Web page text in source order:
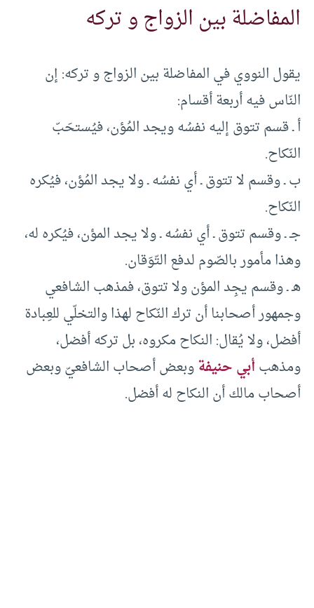
المفاضلة بين الزواج و تركه
يقول النووي في المفاضلة بين الزواج و تركه: إن
النّاس فيه أربعة أقسام:
أ ـ قسم تتوق إليه نفسُه ويجد المُؤن، فيُستحَبّ
النّكاح.
ب ـ وقسم لا تتوق ـ أي نفسُه ـ ولا يجد المُؤن، فيُكره
النّكاح.
جـ ـ وقسم تتوق ـ أي نفسُه ـ ولا يجد المؤن، فيُكره له،
وهذا مأمور بالصّوم لدفع التّوَقان.
هـ ـ وقسم يجِد المؤن ولا تتوق، فمذهب الشافعي
وجمهور أصحابنا أن ترك النّكاح لهذا والتخلّي للعِبادة
أفضل، ولا يُقال: النكاح مكروه، بل تركه أفضل،
ومذهبأبي حنيفةوبعض أصحاب الشافعيّ وبعض
أصحاب مالك أن النكاح له أفضل.